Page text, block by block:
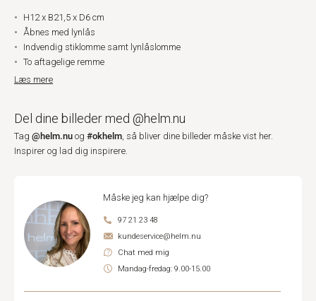
H12 x B21,5 x D6 cm
Åbnes med lynlås
Indvendig stiklomme samt lynlåslomme
To aftagelige remme
Læs mere
Del dine billeder med @helm.nu
Tag @helm.nu og #okhelm, så bliver dine billeder måske vist her.
Inspirer og lad dig inspirere.
Måske jeg kan hjælpe dig?
97 21 23 48
kundeservice@helm.nu
Chat med mig
Mandag-fredag: 9.00-15.00